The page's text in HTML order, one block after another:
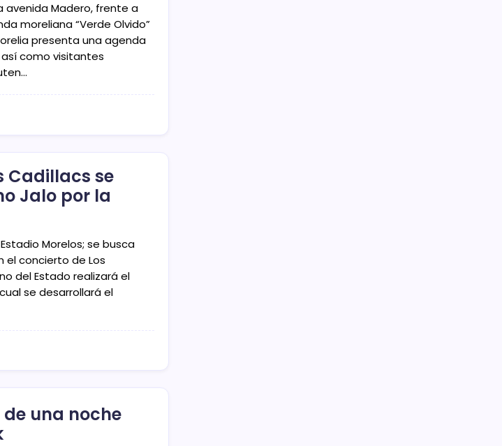
avenida Madero, frente a
moreliana “Verde Olvido”
presenta una agenda
como visitantes
Cadillacs se
Jalo por la
Morelos; se busca
el concierto de Los
del Estado realizará el
se desarrollará el
una noche